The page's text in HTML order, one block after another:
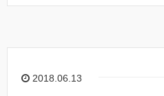
2018.06.13